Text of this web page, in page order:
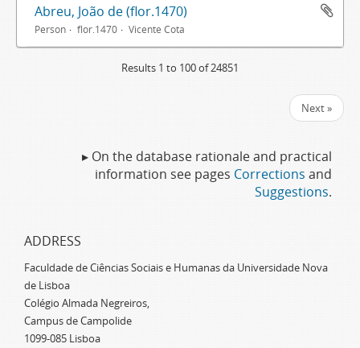
Abreu, João de (flor.1470)
Person flor.1470 Vicente Cota
Results 1 to 100 of 24851
Next »
▸ On the database rationale and practical
information see pages Corrections and
Suggestions.
ADDRESS
Faculdade de Ciências Sociais e Humanas da Universidade Nova
de Lisboa
Colégio Almada Negreiros,
Campus de Campolide
1099-085 Lisboa